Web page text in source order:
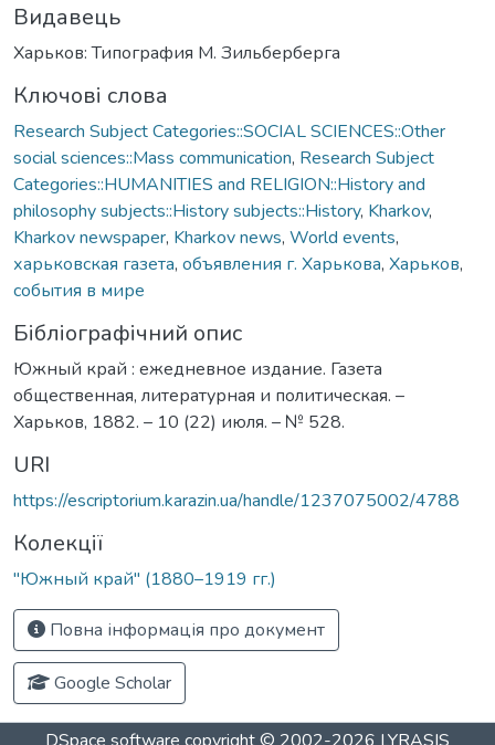
Видавець
Харьков: Типография М. Зильберберга
Ключові слова
Research Subject Categories::SOCIAL SCIENCES::Other
social sciences::Mass communication, Research Subject
Categories::HUMANITIES and RELIGION::History and
philosophy subjects::History subjects::History, Kharkov,
Kharkov newspaper, Kharkov news, World events,
харьковская газета, объявления г. Харькова, Харьков,
события в мире
Бібліографічний опис
Южный край : ежедневное издание. Газета
общественная, литературная и политическая. –
Харьков, 1882. – 10 (22) июля. – № 528.
URI
https://escriptorium.karazin.ua/handle/1237075002/4788
Колекції
"Южный край" (1880–1919 гг.)
Повна інформація про документ
Google Scholar